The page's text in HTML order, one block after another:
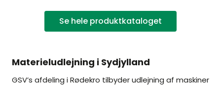
Se hele produktkataloget
Materieludlejning i Sydjylland
GSV’s afdeling i Rødekro tilbyder udlejning af maskiner